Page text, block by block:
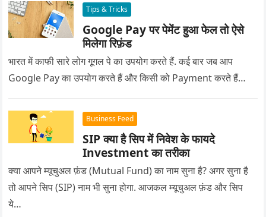
Tips & Tricks
Google Pay पर पेमेंट हुआ फेल तो ऐसे
मिलेगा रिफ़ंड
भारत में काफी सारे लोग गूगल पे का उपयोग करते हैं. कई बार जब आप
Google Pay का उपयोग करते हैं और किसी को Payment करते हैं…
Business Feed
SIP क्या है सिप में निवेश के फायदे
Investment का तरीका
क्या आपने म्यूचुअल फ़ंड (Mutual Fund) का नाम सुना है? अगर सुना है
तो आपने सिप (SIP) नाम भी सुना होगा. आजकल म्यूचुअल फ़ंड और सिप
ये…